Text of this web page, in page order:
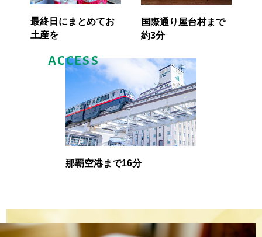
最終日にまとめてお
土産を
国際通り屋台村まで
約3分
ACCESS
那覇空港まで16分